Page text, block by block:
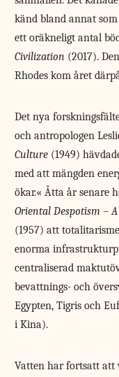
känd bland annat
ett oräkneligt antal
Civilization (2017).
Rhodes kom året
Det nya
och antropologen
Culture (1949)
med att mängden
ökar.« Åtta år senare
Oriental Despotism –
(1957) att
enorma
centraliserad
bevattnings- och
Egypten, Tigris och
i Kina).
Vatten har fortsatt att